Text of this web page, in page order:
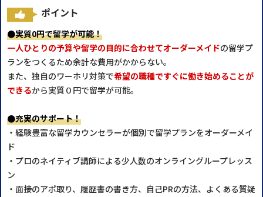
ポイント
●実質0円で留学が可能！
一人ひとりの予算や留学の目的に合わせてオーダーメイドの留学プ
ランをつくるため余計な費用がかからない。
また、独自のワーホリ対策で希望の職種ですぐに働き始めることが
できるから実質０円で留学が可能。
●充実のサポート！
・経験豊富な留学カウンセラーが個別で留学プランをオーダーメイ
ド
・プロのネイティブ講師による少人数のオンライングループレッス
ン
・面接のアポ取り、履歴書の書き方、自己PRの方法、よくある質疑